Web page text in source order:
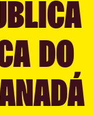
DO